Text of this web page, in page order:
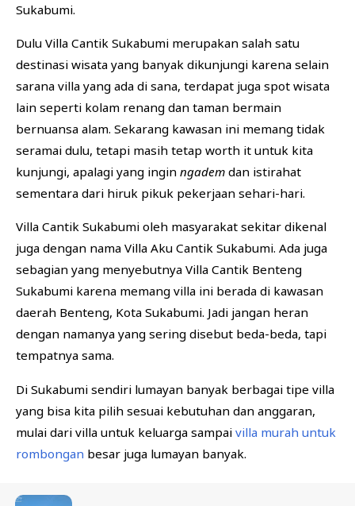
Sukabumi.
Dulu Villa Cantik Sukabumi merupakan salah satu
destinasi wisata yang banyak dikunjungi karena selain
sarana villa yang ada di sana, terdapat juga spot wisata
lain seperti kolam renang dan taman bermain
bernuansa alam. Sekarang kawasan ini memang tidak
seramai dulu, tetapi masih tetap worth it untuk kita
kunjungi, apalagi yang ingin ngademdan istirahat
sementara dari hiruk pikuk pekerjaan sehari-hari.
Villa Cantik Sukabumi oleh masyarakat sekitar dikenal
juga dengan nama Villa Aku Cantik Sukabumi. Ada juga
sebagian yang menyebutnya Villa Cantik Benteng
Sukabumi karena memang villa ini berada di kawasan
daerah Benteng, Kota Sukabumi. Jadi jangan heran
dengan namanya yang sering disebut beda-beda, tapi
tempatnya sama.
Di Sukabumi sendiri lumayan banyak berbagai tipe villa
yang bisa kita pilih sesuai kebutuhan dan anggaran,
mulai dari villa untuk keluarga sampai villa murah untuk
rombongan besar juga lumayan banyak.